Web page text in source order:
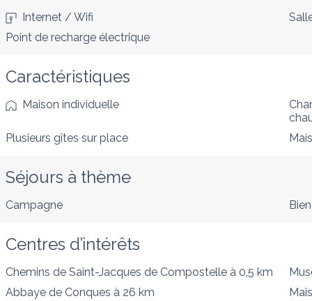
Internet / Wifi
Point de recharge électrique
Caractéristiques
Maison individuelle
Plusieurs gîtes sur place
Séjours à thème
Campagne
Centres d’intérêts
Chemins de Saint-Jacques de Compostelle à 0,5 km
Abbaye de Conques à 26 km